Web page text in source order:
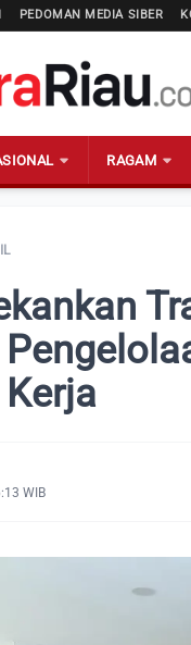
PEDOMAN MEDIA SIBER
RAGAM
WIB